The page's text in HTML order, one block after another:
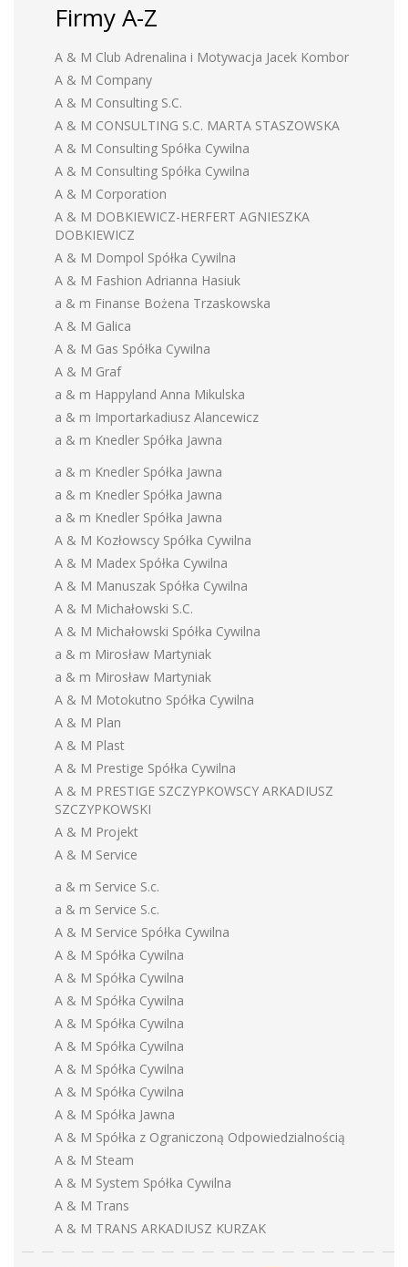
Firmy A-Z
A & M Club Adrenalina i Motywacja Jacek Kombor
A & M Company
A & M Consulting S.C.
A & M CONSULTING S.C. MARTA STASZOWSKA
A & M Consulting Spółka Cywilna
A & M Consulting Spółka Cywilna
A & M Corporation
A & M DOBKIEWICZ-HERFERT AGNIESZKA
DOBKIEWICZ
A & M Dompol Spółka Cywilna
A & M Fashion Adrianna Hasiuk
a & m Finanse Bożena Trzaskowska
A & M Galica
A & M Gas Spółka Cywilna
A & M Graf
a & m Happyland Anna Mikulska
a & m Importarkadiusz Alancewicz
a & m Knedler Spółka Jawna
a & m Knedler Spółka Jawna
a & m Knedler Spółka Jawna
a & m Knedler Spółka Jawna
A & M Kozłowscy Spółka Cywilna
A & M Madex Spółka Cywilna
A & M Manuszak Spółka Cywilna
A & M Michałowski S.C.
A & M Michałowski Spółka Cywilna
a & m Mirosław Martyniak
a & m Mirosław Martyniak
A & M Motokutno Spółka Cywilna
A & M Plan
A & M Plast
A & M Prestige Spółka Cywilna
A & M PRESTIGE SZCZYPKOWSCY ARKADIUSZ
SZCZYPKOWSKI
A & M Projekt
A & M Service
a & m Service S.c.
a & m Service S.c.
A & M Service Spółka Cywilna
A & M Spółka Cywilna
A & M Spółka Cywilna
A & M Spółka Cywilna
A & M Spółka Cywilna
A & M Spółka Cywilna
A & M Spółka Cywilna
A & M Spółka Cywilna
A & M Spółka Jawna
A & M Spółka z Ograniczoną Odpowiedzialnością
A & M Steam
A & M System Spółka Cywilna
A & M Trans
A & M TRANS ARKADIUSZ KURZAK